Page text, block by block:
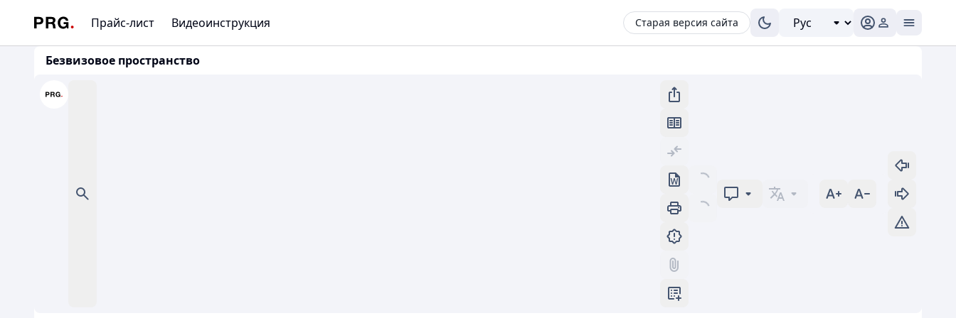
Прайс-лист Видеоинструкция Старая версия сайта
Безвизовое пространство